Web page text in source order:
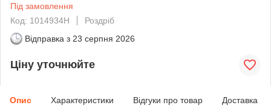
Під замовлення
Код: 1014934H
Роздріб
Відправка з 23 серпня 2026
Ціну уточнюйте
Опис Характеристики Відгуки про товар Доставка